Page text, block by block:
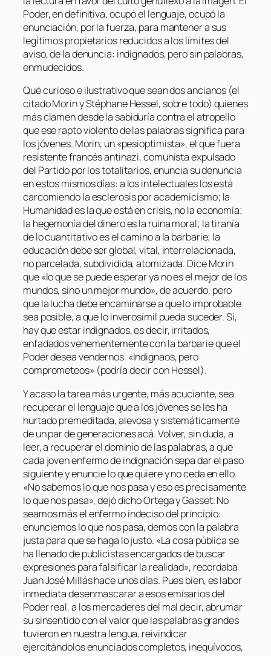
Poder, en definitiva, ocupó el lenguaje, ocupó la
enunciación, por la fuerza, para mantener a sus
legítimos propietarios reducidos a los límites del
aviso, de la denuncia: indignados, pero sin palabras,
enmudecidos.
Qué curioso e ilustrativo que sean dos ancianos (el
citado Morin y Stéphane Hessel, sobre todo) quienes
más clamen desde la sabiduría contra el atropello
que ese rapto violento de las palabras significa para
los jóvenes. Morin, un «pesioptimista», el que fuera
resistente francés antinazi, comunista expulsado
del Partido por los totalitarios, enuncia su denuncia
en estos mismos días: a los intelectuales los está
carcomiendo la esclerosis por academicismo; la
Humanidad es la que está en crisis, no la economía;
la hegemonía del dinero es la ruina moral; la tiranía
de lo cuantitativo es el camino a la barbarie; la
educación debe ser global, vital, interrelacionada,
no parcelada, subdividida, atomizada. Dice Morin
que «lo que se puede esperar ya no es el mejor de los
mundos, sino un mejor mundo», de acuerdo, pero
que la lucha debe encaminarse a que lo improbable
sea posible, a que lo inverosímil pueda suceder. Sí,
hay que estar indignados, es decir, irritados,
enfadados vehementemente con la barbarie que el
Poder desea vendernos. «Indignaos, pero
comprometeos» (podría decir con Hessel).
Y acaso la tarea más urgente, más acuciante, sea
recuperar el lenguaje que a los jóvenes se les ha
hurtado premeditada, alevosa y sistemáticamente
de un par de generaciones acá. Volver, sin duda, a
leer, a recuperar el dominio de las palabras, a que
cada joven enfermo de indignación sepa dar el paso
siguiente y enuncie lo que quiere y no ceda en ello.
«No sabemos lo que nos pasa y eso es precisamente
lo que nos pasa», dejó dicho Ortega y Gasset. No
seamos más el enfermo indeciso del principio:
enunciemos lo que nos pasa, demos con la palabra
justa para que se haga lo justo. «La cosa pública se
ha llenado de publicistas encargados de buscar
expresiones para falsificar la realidad», recordaba
Juan José Millás hace unos días. Pues bien, es labor
inmediata desenmascarar a esos emisarios del
Poder real, a los mercaderes del mal decir, abrumar
su sinsentido con el valor que las palabras grandes
tuvieron en nuestra lengua, reivindicar
ejercitándolos enunciados completos, inequívocos,